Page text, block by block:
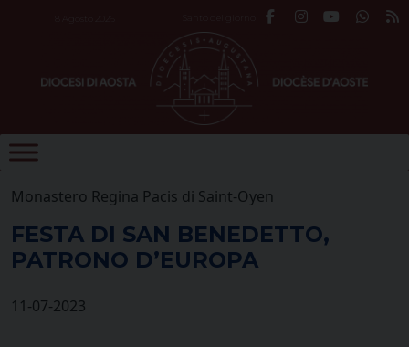
Monastero Regina Pacis di Saint-Oyen
FESTA DI SAN BENEDETTO,
PATRONO D’EUROPA
11-07-2023